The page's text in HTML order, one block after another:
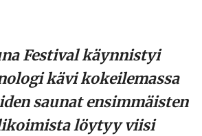
Festival käynnistyi
kävi kokeilemassa
saunat ensimmäisten
löytyy viisi